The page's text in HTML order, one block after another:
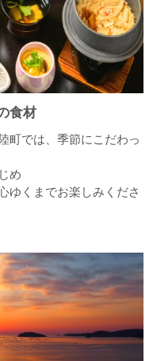
食材
町では、季節にこだわっ
め
ゆくまでお楽しみくださ